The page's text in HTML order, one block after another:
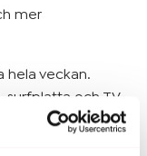
mer
hela veckan.
surfplatta och TV
starka ljuset